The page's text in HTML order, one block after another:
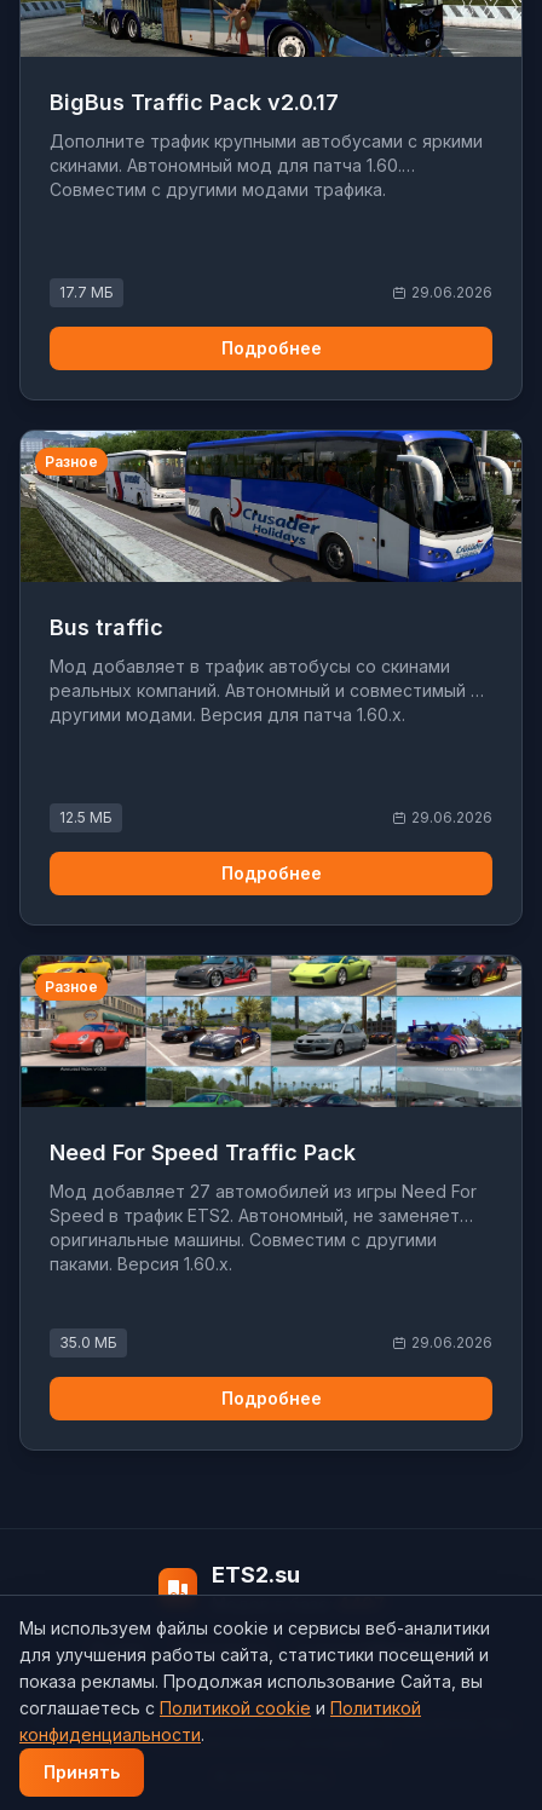
BigBus Traffic Pack v2.0.17
Дополните трафик крупными автобусами с яркими
скинами. Автономный мод для патча 1.60.
Совместим с другими модами трафика.
17.7 МБ 29.06.2026
Подробнее
Разное
Bus traffic
Мод добавляет в трафик автобусы со скинами
реальных компаний. Автономный и совместимый с
другими модами. Версия для патча 1.60.x.
12.5 МБ 29.06.2026
Подробнее
Разное
Need For Speed Traffic Pack
Мод добавляет 27 автомобилей из игры Need For
Speed в трафик ETS2. Автономный, не заменяет
оригинальные машины. Совместим с другими
паками. Версия 1.60.x.
35.0 МБ 29.06.2026
Подробнее
ETS2.su
О нас Контакты support@ets2.su
Политика конфиденциальности
Пользовательское соглашение
Мы используем файлы cookie и сервисы веб-аналитики
для улучшения работы сайта, статистики посещений и
показа рекламы. Продолжая использование Сайта, вы
соглашаетесь с Политикой cookie и Политикой
конфиденциальности.
Принять